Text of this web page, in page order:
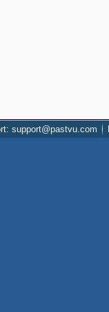
support@pastvu.com